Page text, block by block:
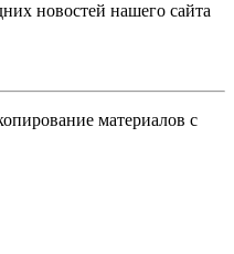
новостей нашего сайта
материалов с